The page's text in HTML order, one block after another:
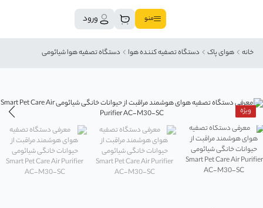
منو ورود
خانه هوای پاک دستگاه تصفیه کننده هوا دستگاه تصفیه هوا شیائومی
ویژه